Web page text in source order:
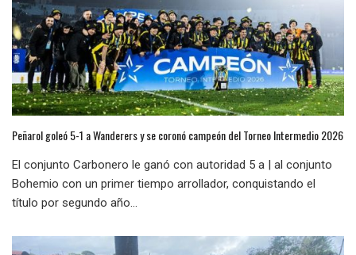
Peñarol goleó 5-1 a Wanderers y se coronó campeón del Torneo Intermedio 2026
El conjunto Carbonero le ganó con autoridad 5 a | al conjunto
Bohemio con un primer tiempo arrollador, conquistando el
título por segundo año...